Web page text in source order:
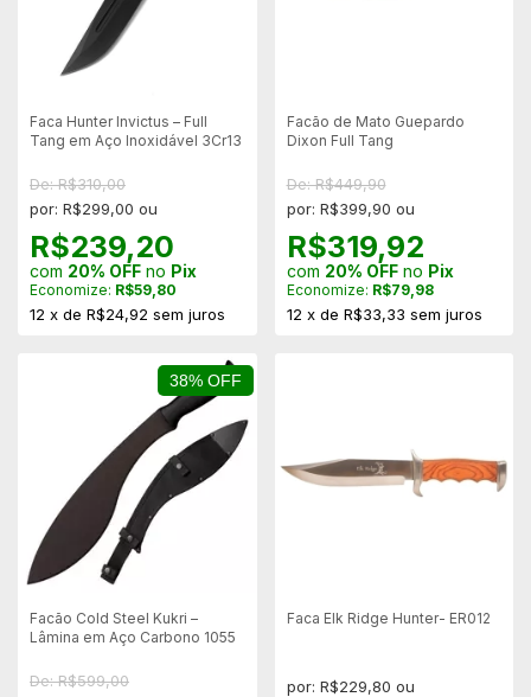
Faca Hunter Invictus – Full
Tang em Aço Inoxidável 3Cr13
De: R$310,00
por: R$299,00 ou
R$239,20
com 20% OFF no Pix
Economize: R$59,80
12 x de R$24,92 sem juros
Facão de Mato Guepardo
Dixon Full Tang
De: R$449,90
por: R$399,90 ou
R$319,92
com 20% OFFno Pix
Economize: R$79,98
12 x de R$33,33 sem juros
38% OFF
Facão Cold Steel Kukri –
Lâmina em Aço Carbono 1055
De: R$599,00
Faca Elk Ridge Hunter- ER012
por: R$229,80 ou